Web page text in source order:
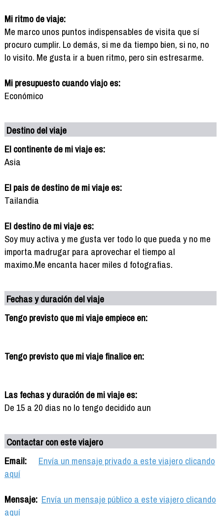
Mi ritmo de viaje:
Me marco unos puntos indispensables de visita que sí
procuro cumplir. Lo demás, si me da tiempo bien, si no, no
lo visito. Me gusta ir a buen ritmo, pero sin estresarme.
Mi presupuesto cuando viajo es:
Económico
Destino del viaje
El continente de mi viaje es:
Asia
El pais de destino de mi viaje es:
Tailandia
El destino de mi viaje es:
Soy muy activa y me gusta ver todo lo que pueda y no me
importa madrugar para aprovechar el tiempo al
maximo.Me encanta hacer miles d fotografias.
Fechas y duración del viaje
Tengo previsto que mi viaje empiece en:
Tengo previsto que mi viaje finalice en:
Las fechas y duración de mi viaje es:
De 15 a 20 dias no lo tengo decidido aun
Contactar con este viajero
Email:
Envía un mensaje privado a este viajero clicando
aquí
Mensaje: Envía un mensaje público a este viajero clicando
aquí